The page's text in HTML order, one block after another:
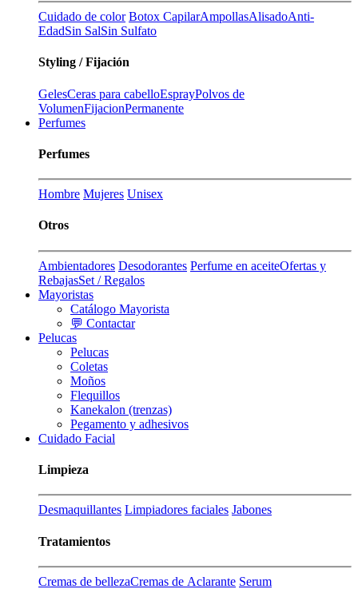
Cuidado de color Botox CapilarAmpollasAlisadoAnti-
EdadSin SalSin Sulfato
Styling / Fijación
GelesCeras para cabelloEsprayPolvos de
VolumenFijacionPermanente
Perfumes
Perfumes
Hombre Mujeres Unisex
Otros
Ambientadores Desodorantes Perfume en aceiteOfertas y
RebajasSet / Regalos
Mayoristas
Catálogo Mayorista
💬 Contactar
Pelucas
Pelucas
Coletas
Moños
Flequillos
Kanekalon (trenzas)
Pegamento y adhesivos
Cuidado Facial
Limpieza
Desmaquillantes Limpiadores faciales Jabones
Tratamientos
Cremas de bellezaCremas de Aclarante Serum